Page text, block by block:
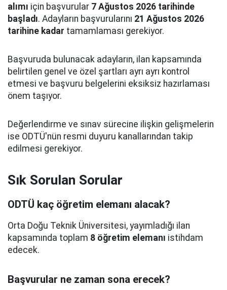
alımı için başvurular 7 Ağustos 2026 tarihinde
başladı. Adayların başvurularını 21 Ağustos 2026
tarihine kadar tamamlaması gerekiyor.
Başvuruda bulunacak adayların, ilan kapsamında
belirtilen genel ve özel şartları ayrı ayrı kontrol
etmesi ve başvuru belgelerini eksiksiz hazırlaması
önem taşıyor.
Değerlendirme ve sınav sürecine ilişkin gelişmelerin
ise ODTÜ'nün resmi duyuru kanallarından takip
edilmesi gerekiyor.
Sık Sorulan Sorular
ODTÜ kaç öğretim elemanı alacak?
Orta Doğu Teknik Üniversitesi, yayımladığı ilan
kapsamında toplam 8 öğretim elemanı istihdam
edecek.
Başvurular ne zaman sona erecek?